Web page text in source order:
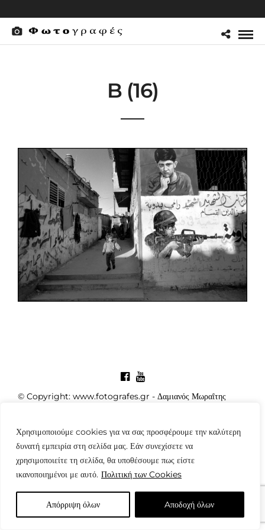
Χρησιμοποιούμε cookies για να σας προσφέρουμε την καλύτερη
δυνατή εμπειρία στη σελίδα μας. Εάν συνεχίσετε να
χρησιμοποιείτε τη σελίδα, θα υποθέσουμε πως είστε
ικανοποιημένοι με αυτό. Πολιτική των Cookies
Απόρριψη όλων Aποδοχή όλων
B (16)
© Copyright: www.fotografes.gr - Δαμιανός Μωραΐτης